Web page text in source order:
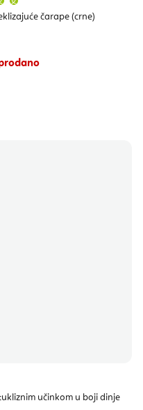
čarape (crne)
proizvoda
je
zvjezdica.
učinkom u boji dinje